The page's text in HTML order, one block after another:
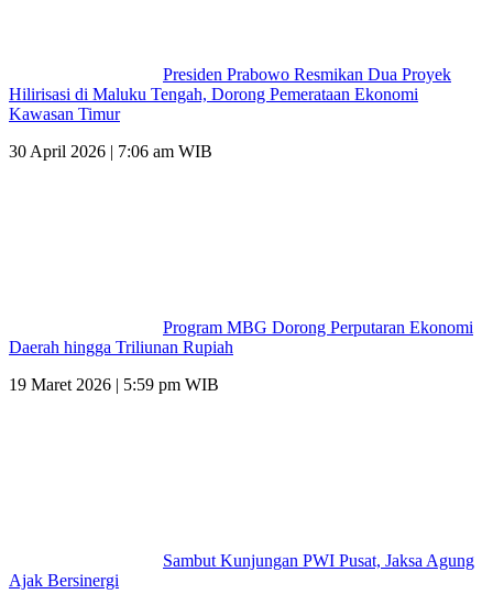
Presiden Prabowo Resmikan Dua Proyek
Hilirisasi di Maluku Tengah, Dorong Pemerataan Ekonomi
Kawasan Timur
30 April 2026 | 7:06 am WIB
Program MBG Dorong Perputaran Ekonomi
Daerah hingga Triliunan Rupiah
19 Maret 2026 | 5:59 pm WIB
Sambut Kunjungan PWI Pusat, Jaksa Agung
Ajak Bersinergi